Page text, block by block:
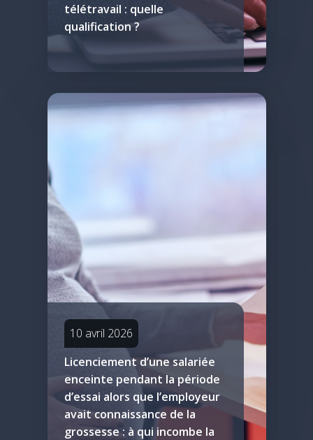
télétravail : quelle
qualification ?
10 avril 2026
Licenciement d’une salariée
enceinte pendant la période
d’essai alors que l’employeur
avait connaissance de la
grossesse : à qui incombe la